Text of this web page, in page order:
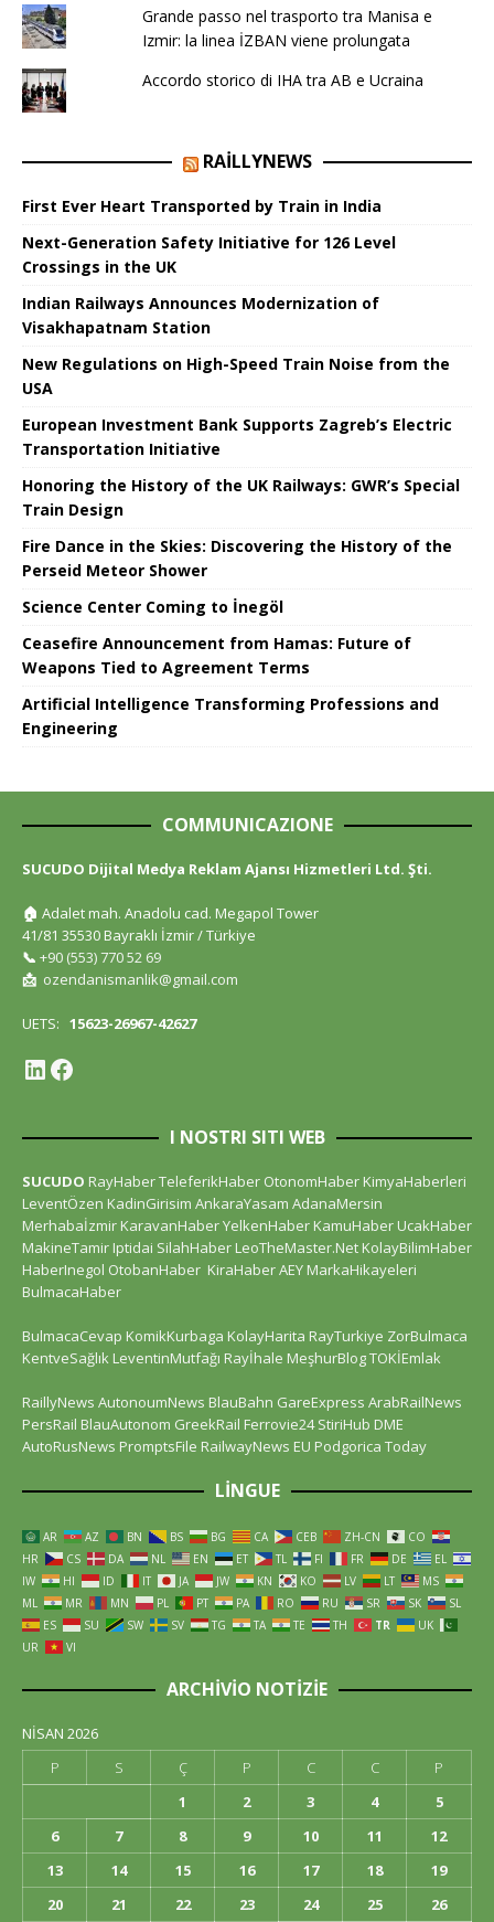
Grande passo nel trasporto tra Manisa e
Izmir: la linea İZBAN viene prolungata
Accordo storico di IHA tra AB e Ucraina
RAILLYNEWS
First Ever Heart Transported by Train in India
Next-Generation Safety Initiative for 126 Level
Crossings in the UK
Indian Railways Announces Modernization of
Visakhapatnam Station
New Regulations on High-Speed ​​Train Noise from the
USA
European Investment Bank Supports Zagreb’s Electric
Transportation Initiative
Honoring the History of the UK Railways: GWR’s Special
Train Design
Fire Dance in the Skies: Discovering the History of the
Perseid Meteor Shower
Science Center Coming to İnegöl
Ceasefire Announcement from Hamas: Future of
Weapons Tied to Agreement Terms
Artificial Intelligence Transforming Professions and
Engineering
COMMUNICAZIONE
SUCUDO Dijital Medya Reklam Ajansı Hizmetleri Ltd. Şti.
🏠 Adalet mah. Anadolu cad. Megapol Tower
41/81 35530 Bayraklı İzmir / Türkiye
📞 +90 (553) 770 52 69
📩 ozendanismanlik@gmail.com
UETS: 15623-26967-42627
I NOSTRI SITI WEB
SUCUDO RayHaberTeleferikHaber OtonomHaber KimyaHaberleri
LeventÖzen KadinGirisim AnkaraYasam AdanaMersin
Merhabaİzmir KaravanHaberYelkenHaber KamuHaber UcakHaber
MakineTamir Iptidai SilahHaber LeoTheMaster.Net KolayBilimHaber
HaberInegol OtobanHaber KiraHaberAEY MarkaHikayeleri
BulmacaHaber
BulmacaCevap KomikKurbaga KolayHarita RayTurkiye ZorBulmaca
KentveSağlık LeventinMutfağı Rayİhale MeşhurBlogTOKİEmlak
RaillyNews AutonoumNews BlauBahn GareExpress ArabRailNews
PersRail BlauAutonom GreekRail Ferrovie24 StiriHub DME
AutoRusNews PromptsFile RailwayNews EU Podgorica Today
LINGUE
AR AZ BN BS BG CA CEB ZH-CN
CO
HR
CS DA NL EN ET TL FI FR DE
EL
IW
HI ID IT JA JW KN KO LV LT
MS
ML
MR MN PL PT PA RO RU SR SK
SL
ES
SU SW SV TG TA TE TH TR
UK
UR
VI
ARCHIVIO NOTIZIE
NISAN 2026
P
S Ç P C C
P
1
2 3 4
5
6
7 8 9 10 11
12
13
14 15 16 17 18
19
20
21 22 23 24 25 26